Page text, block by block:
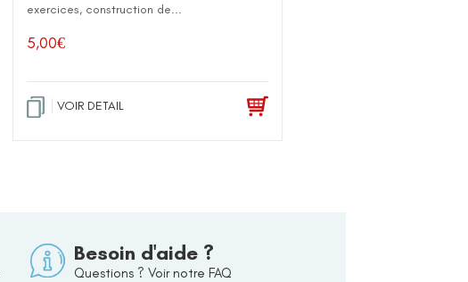
exercices, construction de...
5,00€
VOIR DETAIL
Besoin d'aide ?
Questions ? Voir notre FAQ